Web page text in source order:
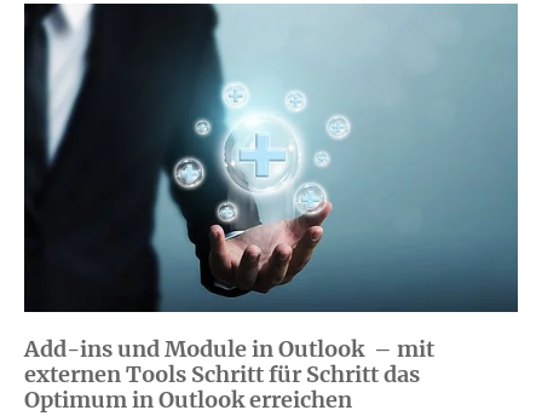
Add-ins und Module in Outlook – mit
externen Tools Schritt für Schritt das
Optimum in Outlook erreichen